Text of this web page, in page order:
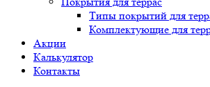
Типы покрытий для
Комплектующие для
Акции
Калькулятор
Контакты